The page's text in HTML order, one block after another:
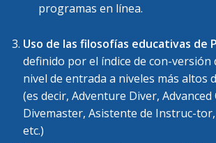
programas en línea.
Uso de las filosofías educativas de
definido por el índice de con-versión
nivel de entrada a niveles más altos
(es decir, Adventure Diver, Advanced
Divemaster, Asistente de Instruc-tor,
etc.)